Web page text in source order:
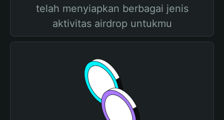
telah menyiapkan berbagai jenis
aktivitas airdrop untukmu